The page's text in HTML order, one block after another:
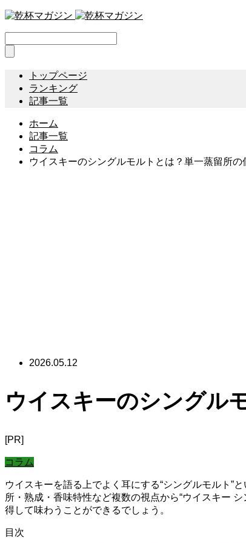
トップページ
ランキング
記事一覧
ホーム
記事一覧
コラム
ウイスキーのシングルモルトとは？単一蒸留所
2026.05.12
ウイスキーのシングル
[PR]
コラム
ウイスキーを語る上でよく耳にする“シングルモルト”
所・熟成・香味特性など複数の視点から“ウイスキー
得して味わうことができるでしょう。
目次